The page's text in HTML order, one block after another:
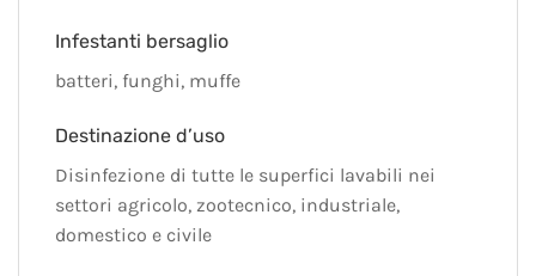
Infestanti bersaglio
batteri, funghi, muffe
Destinazione d’uso
Disinfezione di tutte le superfici lavabili nei
settori agricolo, zootecnico, industriale,
domestico e civile